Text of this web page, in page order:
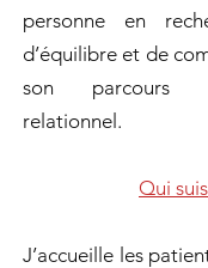
personne en
d’équilibre et de
son parcours
relationnel.
Qui
J’accueille les